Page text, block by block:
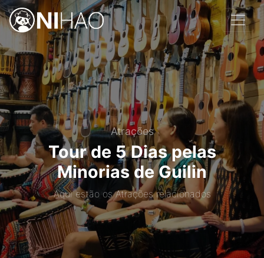
Atrações
Tour de 5 Dias pelas
Minorias de Guilin
Aqui estão os Atrações relacionados